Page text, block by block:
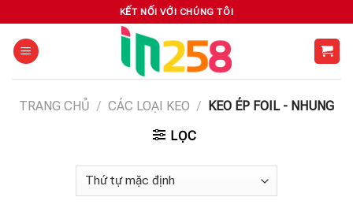
to
content
KẾT NỐI VỚI CHÚNG TÔI
TRANG CHỦ / CÁC LOẠI KEO / KEO ÉP FOIL - NHUNG
LỌC